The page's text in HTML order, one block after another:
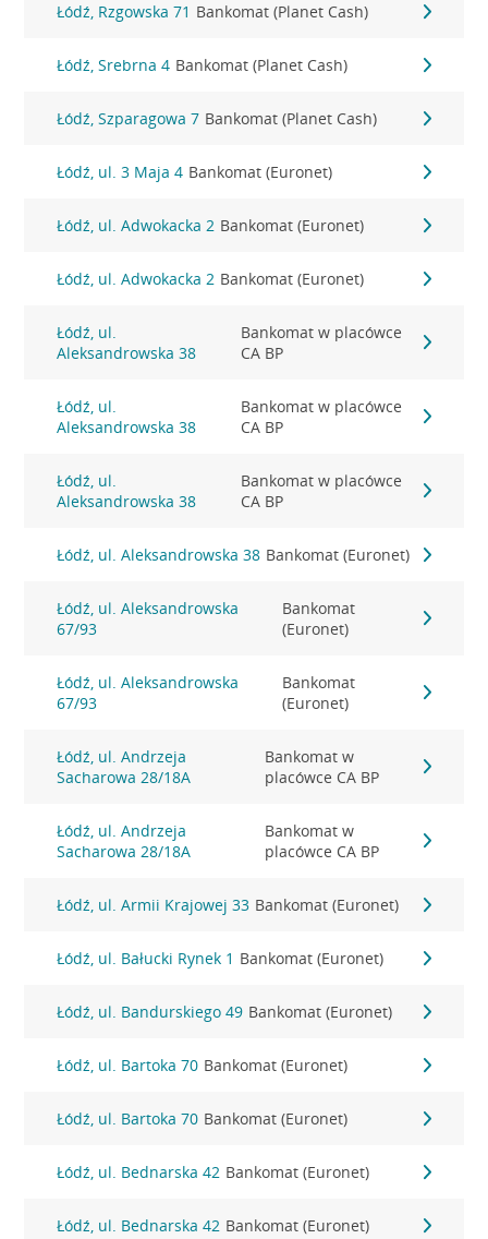
Łódź, Rzgowska 71 Bankomat (Planet Cash)
Łódź, Srebrna 4 Bankomat (Planet Cash)
Łódź, Szparagowa 7 Bankomat (Planet Cash)
Łódź, ul. 3 Maja 4 Bankomat (Euronet)
Łódź, ul. Adwokacka 2 Bankomat (Euronet)
Łódź, ul. Adwokacka 2 Bankomat (Euronet)
Łódź, ul.
Aleksandrowska 38
Bankomat w placówce
CA BP
Łódź, ul.
Aleksandrowska 38
Bankomat w placówce
CA BP
Łódź, ul.
Aleksandrowska 38
Bankomat w placówce
CA BP
Łódź, ul. Aleksandrowska 38 Bankomat (Euronet)
Łódź, ul. Aleksandrowska
67/93
Bankomat
(Euronet)
Łódź, ul. Aleksandrowska
67/93
Bankomat
(Euronet)
Łódź, ul. Andrzeja
Sacharowa 28/18A
Bankomat w
placówce CA BP
Łódź, ul. Andrzeja
Sacharowa 28/18A
Bankomat w
placówce CA BP
Łódź, ul. Armii Krajowej 33 Bankomat (Euronet)
Łódź, ul. Bałucki Rynek 1 Bankomat (Euronet)
Łódź, ul. Bandurskiego 49 Bankomat (Euronet)
Łódź, ul. Bartoka 70 Bankomat (Euronet)
Łódź, ul. Bartoka 70 Bankomat (Euronet)
Łódź, ul. Bednarska 42 Bankomat (Euronet)
Łódź, ul. Bednarska 42 Bankomat (Euronet)